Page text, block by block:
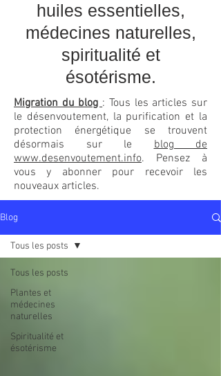
huiles essentielles,
médecines naturelles,
spiritualité et
ésotérisme.
Migration du blog: Tous les articles sur
le désenvoutement, la purification et la
protection énergétique se trouvent
désormais sur leblog de
www.desenvoutement.info. Pensez à
vous y abonner pour recevoir les
nouveaux articles.
Blog
Tous les posts
Plantes et
médecines
naturelles
Spiritualité et
ésotérisme
Tous les posts